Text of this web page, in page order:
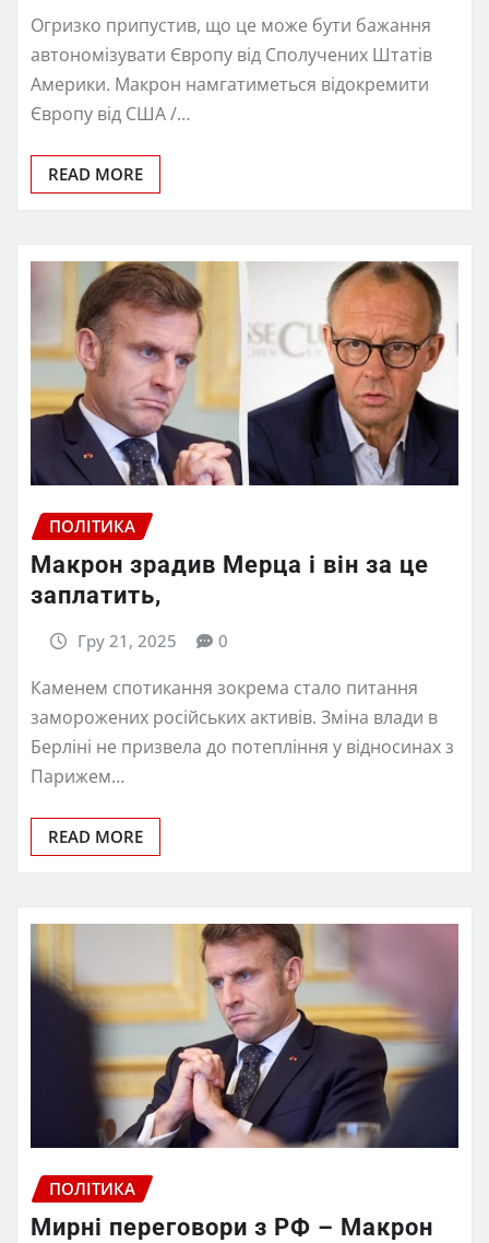
Огризко припустив, що це може бути бажання
автономізувати Європу від Сполучених Штатів
Америки. Макрон намгатиметься відокремити
Європу від США /…
READ MORE
ПОЛІТИКА
Макрон зрадив Мерца і він за це
заплатить,
Гру 21, 2025 0
Каменем спотикання зокрема стало питання
заморожених російських активів. Зміна влади в
Берліні не призвела до потепління у відносинах з
Парижем…
READ MORE
ПОЛІТИКА
Мирні переговори з РФ – Макрон